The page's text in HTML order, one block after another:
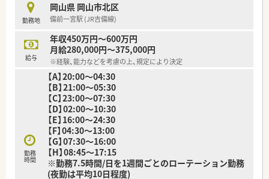
勤務地
岡山県 岡山市北区
備前一宮駅 (JR吉備線)
給与
年収450万円～600万円
月給280,000円～375,000円
※経験、能力などを考慮の上、規定により決定
勤務
時間
【A】20:00～04:30
【B】21:00～05:30
【C】23:00～07:30
【D】02:00～10:30
【E】16:00～24:30
【F】04:30～13:00
【G】07:30～16:00
【H】08:45～17:15
※勤務7.5時間/日を1週間ごとのローテーション勤務
(夜勤は平均10日程度)